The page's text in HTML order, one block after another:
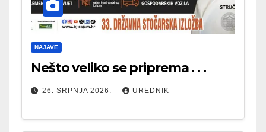
NAJAVE
Nešto veliko se priprema . . .
26. SRPNJA 2026. UREDNIK